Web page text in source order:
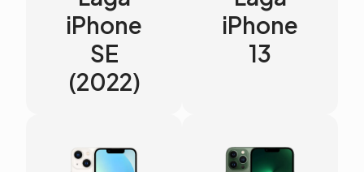
iPhone
SE
(2022)
iPhone
13